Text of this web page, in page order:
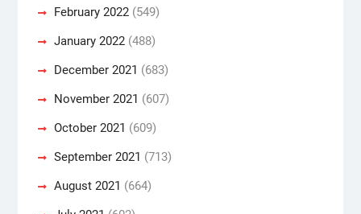
February 2022(549)
January 2022(488)
December 2021 (683)
November 2021 (607)
October 2021 (609)
September 2021 (713)
August 2021 (664)